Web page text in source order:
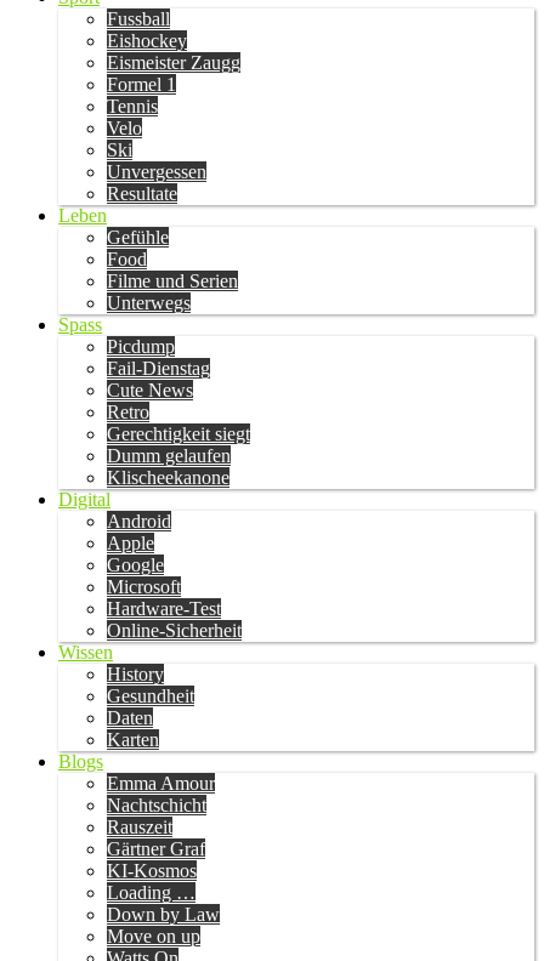
Fussball
Eishockey
Eismeister Zaugg
Formel 1
Tennis
Velo
Ski
Unvergessen
Resultate
Leben
Gefühle
Food
Filme und Serien
Unterwegs
Spass
Picdump
Fail-Dienstag
Cute News
Retro
Gerechtigkeit siegt
Dumm gelaufen
Klischeekanone
Digital
Android
Apple
Google
Microsoft
Hardware-Test
Online-Sicherheit
Wissen
History
Gesundheit
Daten
Karten
Blogs
Emma Amour
Nachtschicht
Rauszeit
Gärtner Graf
KI-Kosmos
Loading …
Down by Law
Move on up